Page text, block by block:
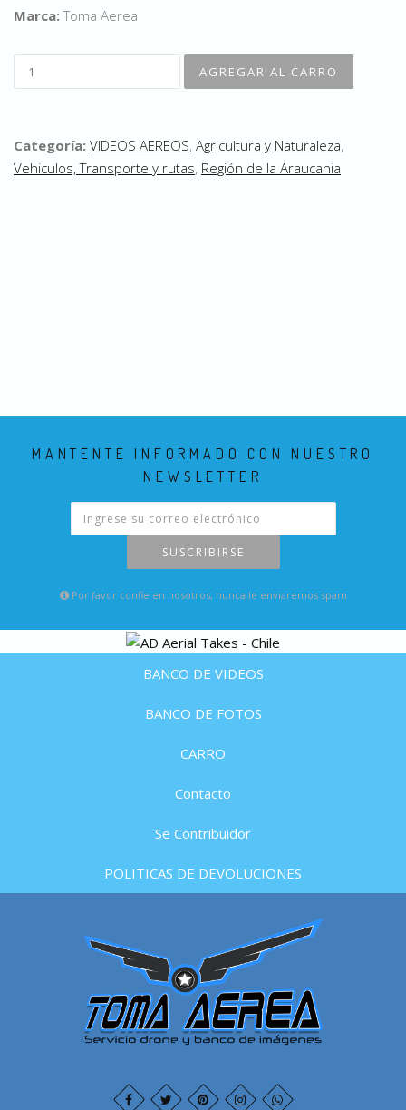
Marca:Toma Aerea
Categoría: VIDEOS AEREOS, Agricultura y Naturaleza,
Vehiculos, Transporte y rutas, Región de la Araucania
MANTENTE INFORMADO CON NUESTRO
NEWSLETTER
SUSCRIBIRSE
Por favor confie en nosotros, nunca le enviaremos spam
BANCO DE VIDEOS
BANCO DE FOTOS
CARRO
Contacto
Se Contribuidor
POLITICAS DE DEVOLUCIONES